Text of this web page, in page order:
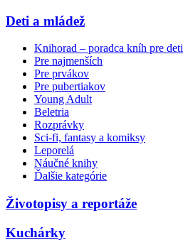
Deti a mládež
Knihorad – poradca kníh pre deti
Pre najmenších
Pre prvákov
Pre pubertiakov
Young Adult
Beletria
Rozprávky
Sci-fi, fantasy a komiksy
Leporelá
Náučné knihy
Ďalšie kategórie
Životopisy a reportáže
Kuchárky